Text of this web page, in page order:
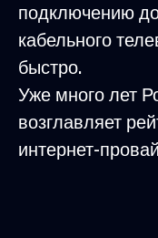
подключению
кабельного
быстро.
Уже много лет
возглавляет
интернет-